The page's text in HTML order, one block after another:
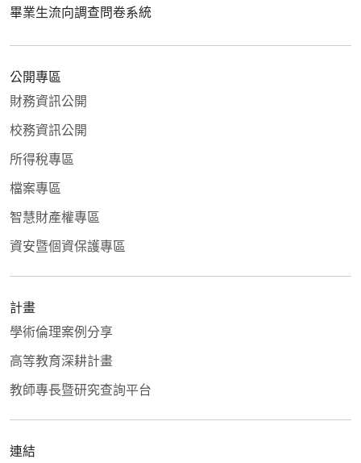
畢業生流向調查問卷系統
公開專區
財務資訊公開
校務資訊公開
所得稅專區
檔案專區
智慧財產權專區
資安暨個資保護專區
計畫
學術倫理案例分享
高等教育深耕計畫
教師專長暨研究查詢平台
連結